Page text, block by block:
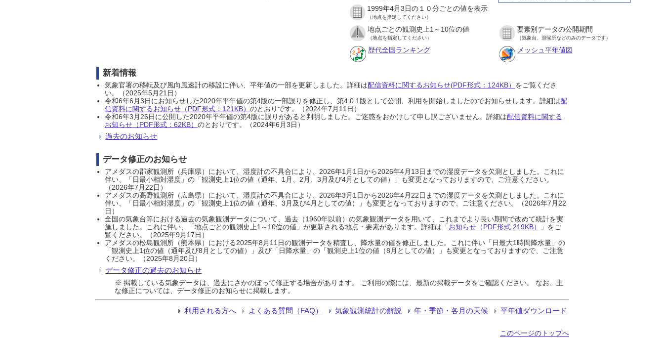
1999年4月3日の１０分ごとの値を表示
（地点を指定してください）
地点ごとの観測史上1～10位の値
（地点を指定してください）
要素別データの公開期間
（気象台、測候所などのみのデータです）
歴代全国ランキング メッシュ平年値図
新着情報
気象官署の移転及び風向風速計の移設に伴い、平年値の一部を更新しました。詳細は配信資料に関するお知らせ(PDF形式：124KB） をご覧くださ
い。（2025年5月21日）
令和6年6月3日にお知らせした2020年平年値の第4版の一部誤りを修正し、第4.0.1版として公開、利用を開始しましたのでお知らせします。詳細は配
信資料に関するお知らせ（PDF形式：121KB） のとおりです。（2024年7月11日）
令和6年3月26日に公開した2020年平年値の第4版に誤りがあると判明しました。ご迷惑をおかけして申し訳ございません。詳細は配信資料に関する
お知らせ（PDF形式：62KB） のとおりです。（2024年6月3日）
過去のお知らせ
データ修正のお知らせ
アメダスの郡家観測所（兵庫県）において、湿度計の不具合により、2026年1月1日から2026年4月13日までの湿度データを欠測としました。これに
伴い、「日最小相対湿度」の「観測史上1位の値（通年、1月、2月、3月及び4月としての値）」も変更となっておりますので、ご注意ください。
（2026年7月22日）
アメダスの高野観測所（広島県）において、湿度計の不具合により、2026年3月1日から2026年4月22日までの湿度データを欠測としました。これに
伴い、「日最小相対湿度」の「観測史上1位の値（通年、3月及び4月としての値）」も変更となっておりますので、ご注意ください。（2026年7月22
日）
全国の気象台等における過去の気象観測データについて、過去（1960年以前）の気象観測データを用いて、これまでより長い期間で改めて統計を実
施しました。これに伴い、「地点ごとの観測史上1～10位の値」が更新される地点・要素があります。詳細は「お知らせ（PDF形式:219KB）
」をご
覧ください。（2025年9月17日）
アメダスの松島観測所（熊本県）における2025年8月11日の観測データを精査し、降水量の値を修正しました。これに伴い「日最大1時間降水量」の
「観測史上1位の値（通年及び8月としての値）」及び「日降水量」の「観測史上1位の値（8月としての値）」も変更となっておりますので、ご注意
ください。（2025年8月20日）
データ修正の過去のお知らせ
※ 掲載している気象データは、過去にさかのぼって修正する場合があります。 ご利用の際には、最新の掲載データをご確認ください。 なお、主
な修正については、データ修正のお知らせに掲載します。
利用される方へ よくある質問（FAQ） 気象観測統計の解説 年・季節・各月の天候 平年値ダウンロード
このページのトップへ